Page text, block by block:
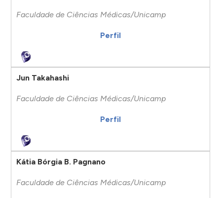
Faculdade de Ciências Médicas/Unicamp
Perfil
Jun Takahashi
Faculdade de Ciências Médicas/Unicamp
Perfil
Kátia Bórgia B. Pagnano
Faculdade de Ciências Médicas/Unicamp